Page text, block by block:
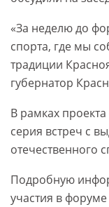
«За неделю до
спорта, где мы
традиции
губернатор
В рамках
серия встреч с
отечественного
Подробную
участия в